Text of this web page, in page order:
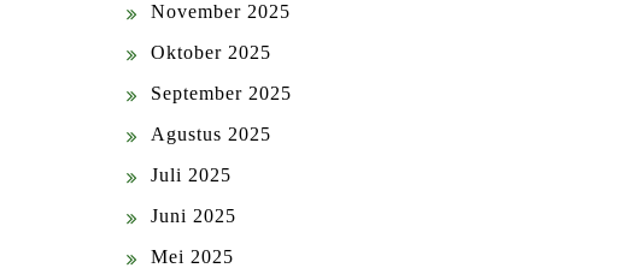
November 2025
Oktober 2025
September 2025
Agustus 2025
Juli 2025
Juni 2025
Mei 2025